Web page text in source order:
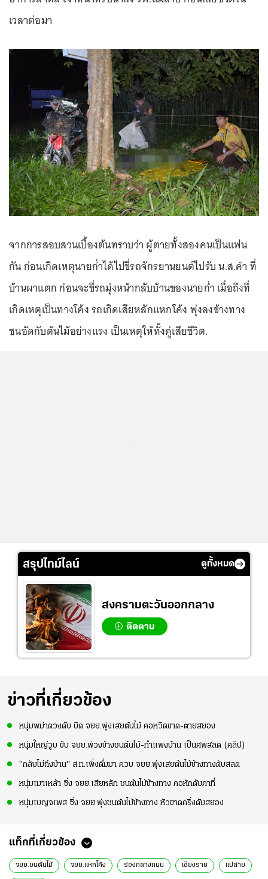
เวลาต่อมา
จากการสอบสวนเบื้องต้นทราบว่า ผู้ตายทั้งสองคนเป็นแฟน
กัน ก่อนเกิดเหตุนายก่ำได้ไปขี่รถจักรยานยนต์ไปรับ น.ส.คำ ที่
บ้านผาแตก ก่อนจะขี่รถมุ่งหน้ากลับบ้านของนายก่ำ เมื่อถึงที่
เกิดเหตุเป็นทางโค้ง รถเกิดเสียหลักแหกโค้ง พุ่งลงข้างทาง
ชนอัดกับต้นไม้อย่างแรง เป็นเหตุให้ทั้งคู่เสียชีวิต.
สรุปไทม์ไลน์ ดูทั้งหมด
สงครามตะวันออกกลาง
ติดตาม
ข่าวที่เกี่ยวข้อง
หนุ่มพม่าดวงดับ บิด จยย.พุ่งเสยต้นไม้ คอหวิดขาด-ตายสยอง
หนุ่มใหญ่วูบ ขับ จยย.พ่วงข้างชนต้นไม้-กำแพงบ้าน เป็นศพสลด (คลิป)
"กลับไม่ถึงบ้าน" ส.ท.เพิ่งดื่มมา ควบ จยย.พุ่งเสยต้นไม้ข้างทางดับสลด
หนุ่มเมาเหล้า ซิ่ง จยย.เสียหลัก ชนต้นไม้ข้างทาง คอหักดับคาที่
หนุ่มเบญจเพส ซิ่ง จยย.พุ่งชนต้นไม้ข้างทาง หัวขาดครึ่งดับสยอง
แท็กที่เกี่ยวข้อง
จยย.ชนต้นไม้ จยย.แหกโค้ง ร่องกลางถนน เชียงราย แม่สาย